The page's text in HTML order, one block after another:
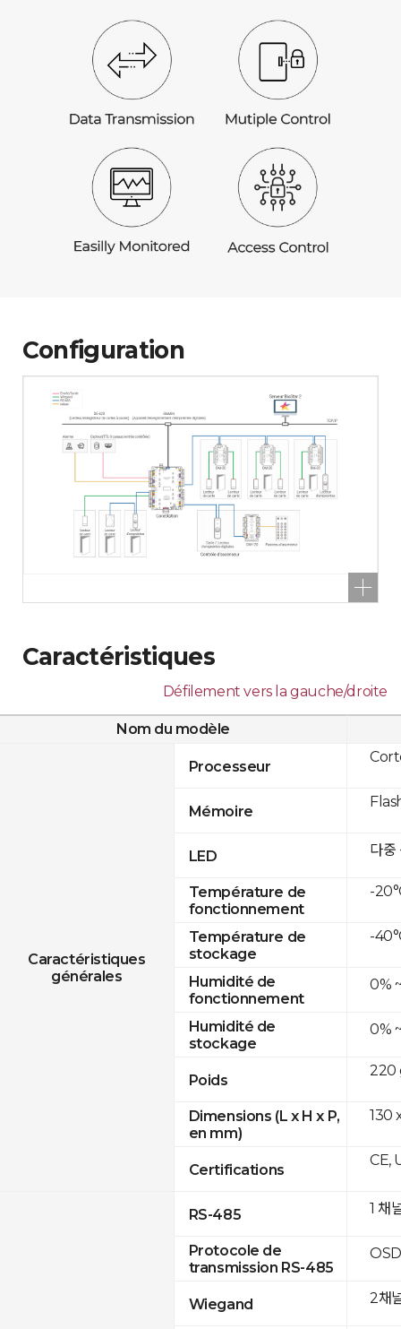
Configuration
Caractéristiques
Défilement vers la gauche/droite
Nom du modèle
Caractéristiques
générales
Processeur
Mémoire
LED
Température de
fonctionnement
Température de
stockage
Humidité de
fonctionnement
Humidité de
stockage
Poids
Dimensions (L x H x P,
en mm)
Certifications
RS-485
Protocole de
transmission RS-485
Wiegand
다중
-
-
0%
0%
220
130
CE,
1 채
2채